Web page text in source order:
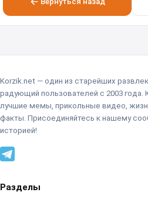
Korzik.net — один из старейших
радующий пользователей с 2003
лучшие мемы, прикольные видео,
факты. Присоединяйтесь к нашему
историей!
Разделы